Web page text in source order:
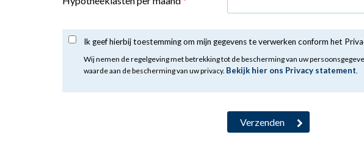
Ik geef hierbij toestemming om mijn gegevens te verwerken conform het
Wij nemen de regelgeving met betrekking tot de bescherming van uw
waarde aan de bescherming van uw privacy. Bekijk hier ons Privacy statement.